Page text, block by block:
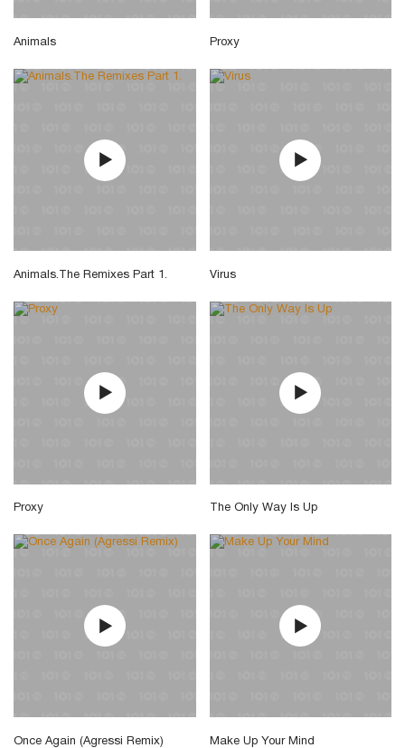
Animals Proxy
Animals.The Remixes Part 1. Virus
Proxy The Only Way Is Up
Once Again (Agressi Remix) Make Up Your Mind